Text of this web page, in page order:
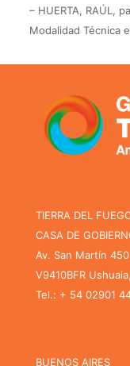
– HUERTA, RAÚL,
Modalidad Técnica
TIERRA DEL
CASA DE
Av. San Martín
V9410BFR
Tel.: + 54 02901
BUENOS AIRES